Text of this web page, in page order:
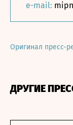
e-mail:
Оригинал пресс-
ДРУГИЕ